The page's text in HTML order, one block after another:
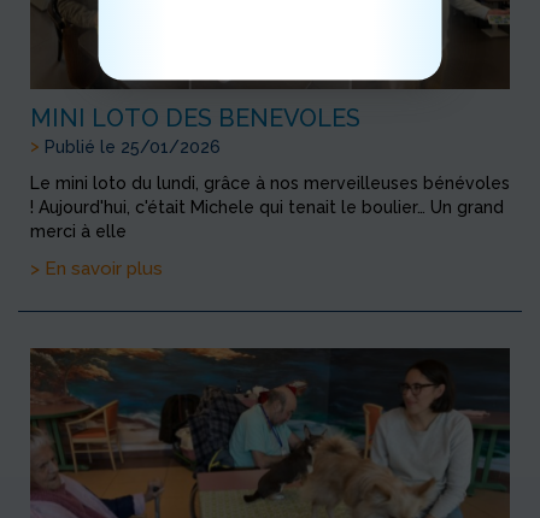
MINI LOTO DES BENEVOLES
> Publié le 25/01/2026
Le mini loto du lundi, grâce à nos merveilleuses bénévoles
! Aujourd'hui, c'était Michele qui tenait le boulier… Un grand
merci à elle
> En savoir plus